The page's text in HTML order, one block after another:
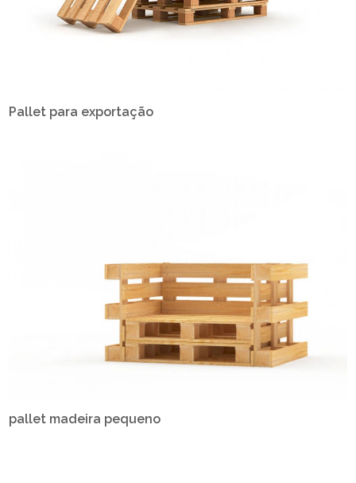
Pallet para exportação
pallet madeira pequeno